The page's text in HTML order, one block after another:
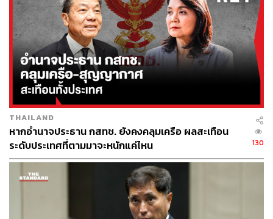
THAILAND
หากอำนาจประธาน กสทช. ยังคงคลุมเครือ ผลสะเทือน
ระดับประเทศที่ตามมาจะหนักแค่ไหน
130